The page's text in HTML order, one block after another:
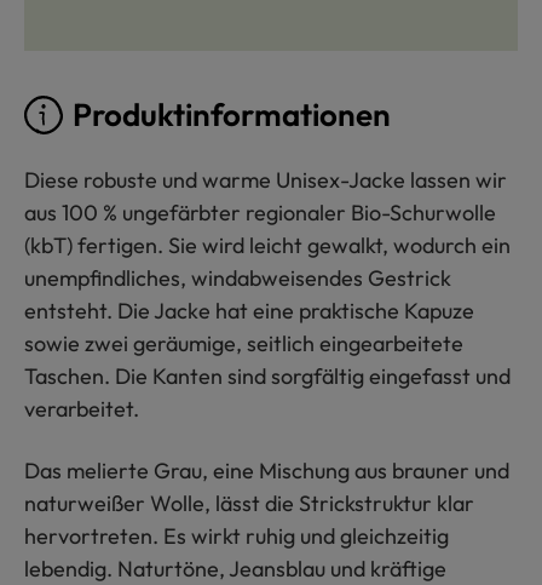
Produktinformationen
Diese robuste und warme Unisex-Jacke lassen wir
aus 100 % ungefärbter regionaler Bio-Schurwolle
(kbT) fertigen. Sie wird leicht gewalkt, wodurch ein
unempfindliches, windabweisendes Gestrick
entsteht. Die Jacke hat eine praktische Kapuze
sowie zwei geräumige, seitlich eingearbeitete
Taschen. Die Kanten sind sorgfältig eingefasst und
verarbeitet.
Das melierte Grau, eine Mischung aus brauner und
naturweißer Wolle, lässt die Strickstruktur klar
hervortreten. Es wirkt ruhig und gleichzeitig
lebendig. Naturtöne, Jeansblau und kräftige